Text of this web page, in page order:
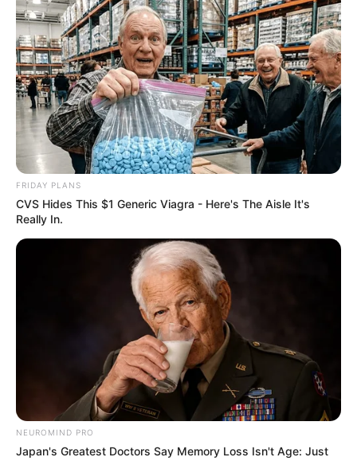
FRIDAY PLANS
CVS Hides This $1 Generic Viagra - Here's The Aisle It's
Really In.
NEUROMIND PRO
Japan's Greatest Doctors Say Memory Loss Isn't Age: Just